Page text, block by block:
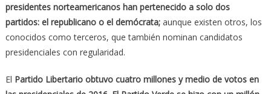
presidentes norteamericanos han pertenecido a solo dos
partidos: el republicano o el demócrata;aunque existen otros, los
conocidos como terceros, que también nominan candidatos
presidenciales con regularidad.
El Partido Libertario obtuvo cuatro millones y medio de votos en